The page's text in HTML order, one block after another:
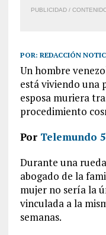
PUBLICIDAD /
POR: REDACCIÓN
Un hombre
está viviendo una
esposa muriera
procedimiento
Por Telemundo
Durante una
abogado de la
mujer no sería la
vinculada a la
semanas.